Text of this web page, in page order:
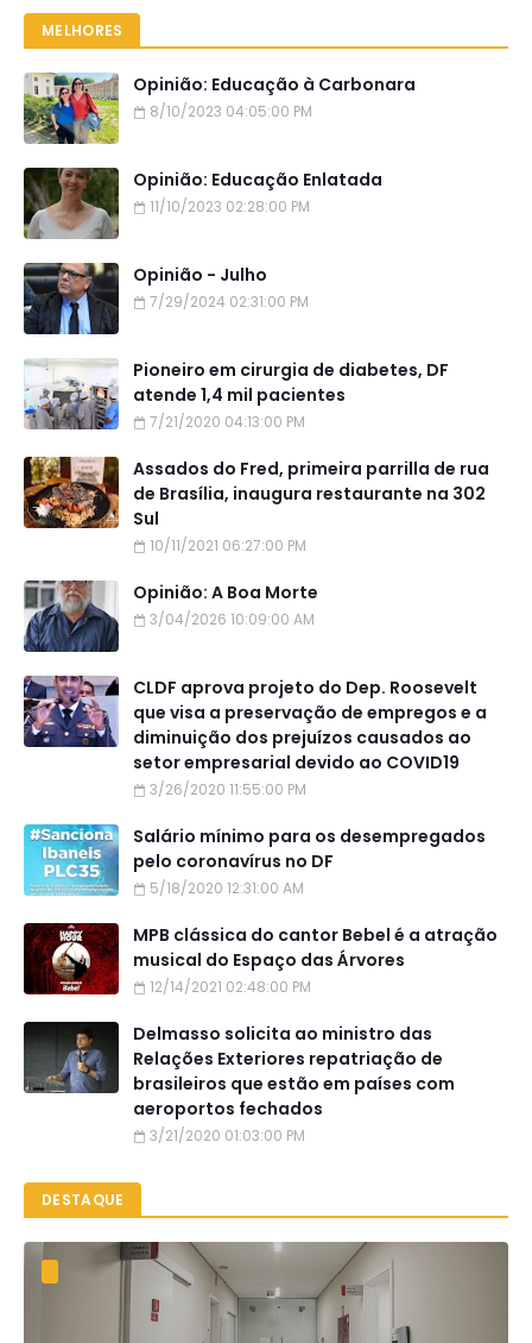
MELHORES
Opinião: Educação à Carbonara
8/10/2023 04:05:00 PM
Opinião: Educação Enlatada
11/10/2023 02:28:00 PM
Opinião - Julho
7/29/2024 02:31:00 PM
Pioneiro em cirurgia de diabetes, DF
atende 1,4 mil pacientes
7/21/2020 04:13:00 PM
Assados do Fred, primeira parrilla de rua
de Brasília, inaugura restaurante na 302
Sul
10/11/2021 06:27:00 PM
Opinião: A Boa Morte
3/04/2026 10:09:00 AM
CLDF aprova projeto do Dep. Roosevelt
que visa a preservação de empregos e a
diminuição dos prejuízos causados ao
setor empresarial devido ao COVID19
3/26/2020 11:55:00 PM
Salário mínimo para os desempregados
pelo coronavírus no DF
5/18/2020 12:31:00 AM
MPB clássica do cantor Bebel é a atração
musical do Espaço das Árvores
12/14/2021 02:48:00 PM
Delmasso solicita ao ministro das
Relações Exteriores repatriação de
brasileiros que estão em países com
aeroportos fechados
3/21/2020 01:03:00 PM
DESTAQUE